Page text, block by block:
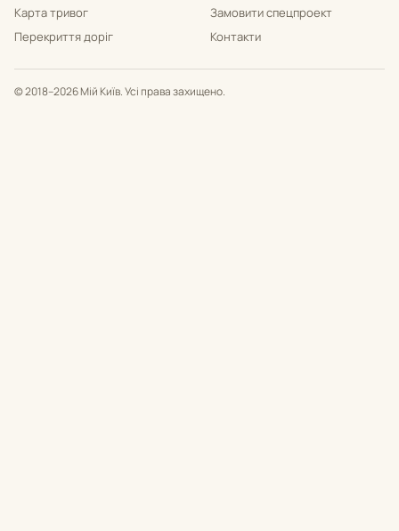
Карта тривог
Перекриття доріг
Замовити спецпроект
Контакти
© 2018–2026 Мій Київ. Усі права захищено.